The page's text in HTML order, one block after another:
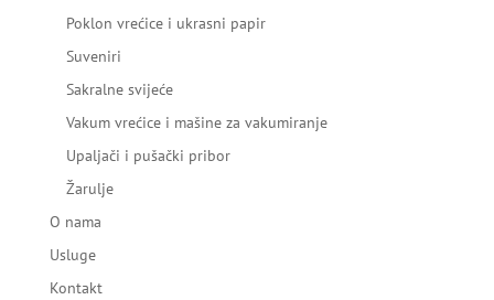
Poklon vrećice i ukrasni papir
Suveniri
Sakralne svijeće
Vakum vrećice i mašine za vakumiranje
Upaljači i pušački pribor
Žarulje
O nama
Usluge
Kontakt